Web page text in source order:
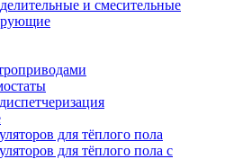
и смесительные
для тёплого пола
для тёплого пола с